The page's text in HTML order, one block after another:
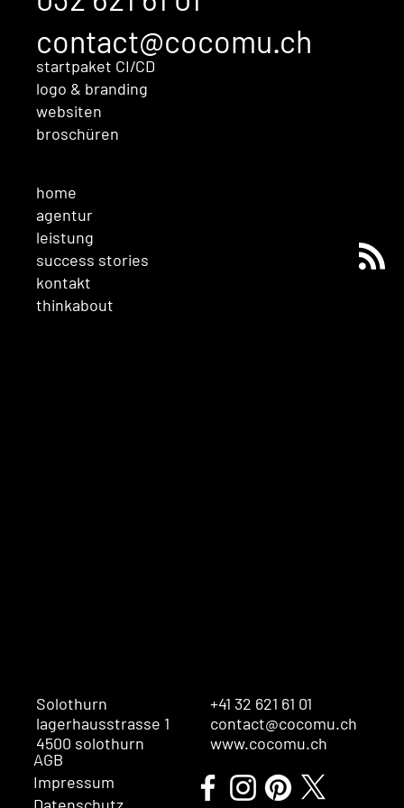
home
agentur
leistung
success stories
kontakt
thinkabout
contact@cocomu.ch
Solothurn
lagerhausstrasse 1
4500 solothurn
+41 32 621 61 01
contact@cocomu.ch
www.cocomu.ch
AGB
Impressum
startpaket CI/CD
logo & branding
websiten
broschüren